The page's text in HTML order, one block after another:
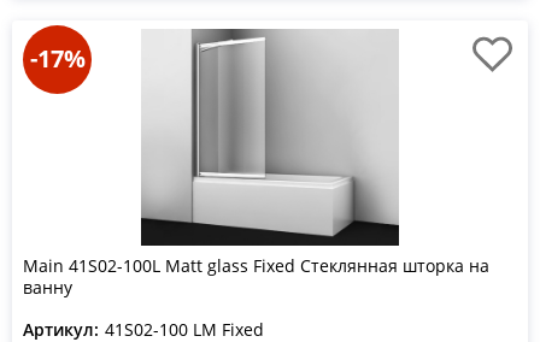
-17%
Main 41S02-100L Matt glass Fixed Стеклянная шторка на
ванну
Артикул: 41S02-100 LM Fixed